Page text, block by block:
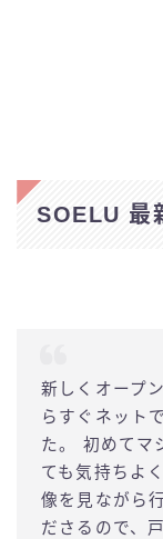
SOELU 最
新しくオープ
らすぐネット
た。 初めてマ
ても気持ちよ
像を見ながら
ださるので、